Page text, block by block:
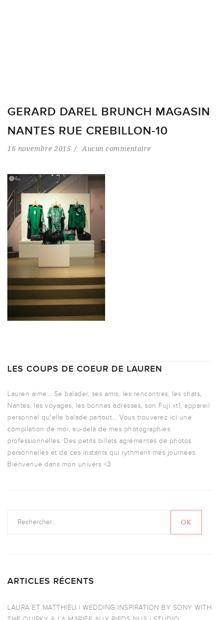
GERARD DAREL BRUNCH MAGASIN
NANTES RUE CREBILLON-10
16 novembre 2015 Aucun commentaire
LES COUPS DE COEUR DE LAUREN
Lauren aime... Se balader, ses amis, les rencontres, les chats,
Nantes, les voyages, les bonnes adresses, son Fuji xt1, appareil
personnel qu'elle balade partout... Vous trouverez ici une
compilation de moi, au-delà de mes photographies
professionnelles. Des petits billets agrémentés de photos
personnelles et de ces instants qui rythment mes journées.
Bienvenue dans mon univers <3
ARTICLES RÉCENTS
LAURA ET MATTHIEU | WEDDING INSPIRATION BY SONY WITH